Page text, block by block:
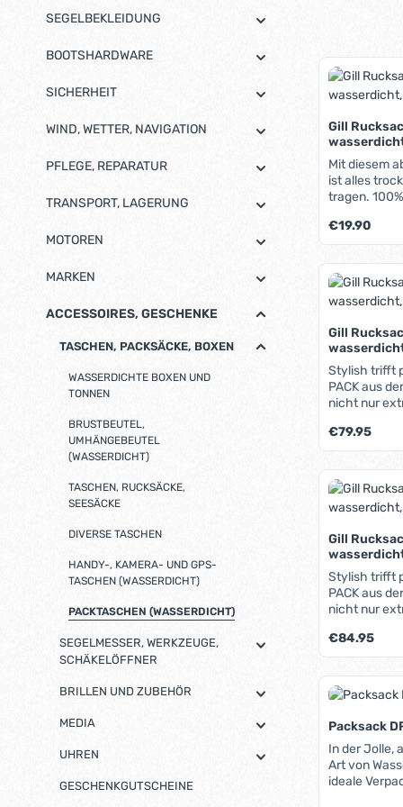
SEGELBEKLEIDUNG
BOOTSHARDWARE
SICHERHEIT
WIND, WETTER, NAVIGATION
PFLEGE, REPARATUR
TRANSPORT, LAGERUNG
MOTOREN
MARKEN
ACCESSOIRES, GESCHENKE
TASCHEN, PACKSÄCKE, BOXEN
WASSERDICHTE BOXEN UND
TONNEN
BRUSTBEUTEL,
UMHÄNGEBEUTEL
(WASSERDICHT)
TASCHEN, RUCKSÄCKE,
SEESÄCKE
DIVERSE TASCHEN
HANDY-, KAMERA- UND GPS-
TASCHEN (WASSERDICHT)
PACKTASCHEN (WASSERDICHT)
SEGELMESSER, WERKZEUGE,
SCHÄKELÖFFNER
BRILLEN UND ZUBEHÖR
MEDIA
UHREN
GESCHENKGUTSCHEINE
Gill
Mit diesem
ist alles
tragen. 100% wasserdichtes Material, alle
abnehmbarer
erleichtert
flacher
stapelbar.
Regulärer
€19.90
Gill
Stylish trifft praktisch.
PACK aus
nicht nur
Nähte. Auch
per Roll-
vorderen
Utensilien
unbedingt
müssen
und der
Regulärer
€79.95
Gill
Stylish trifft praktisch.
PACK aus
nicht nur
Nähte. Auch
per Roll-
(bis 16").
vorderen
Regulärer
€84.95
Packsack
In der Jolle,
Art von Wassersport: Die
ideale